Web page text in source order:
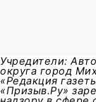
Учредители:
округа город
«Редакция
«Призыв.Ру»